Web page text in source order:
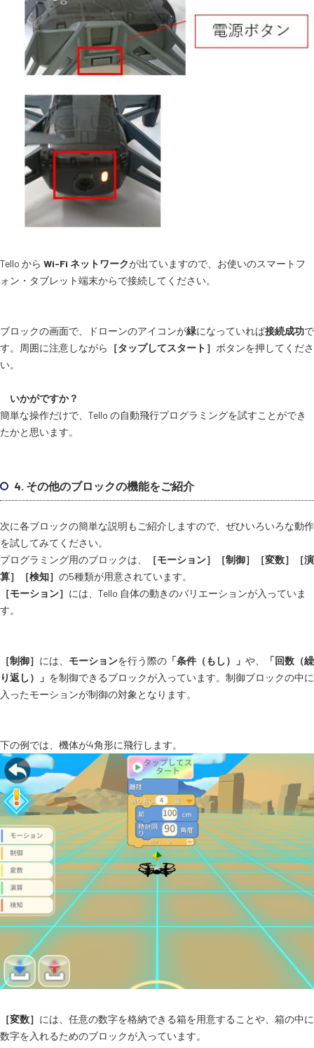
Tello から Wi-Fi ネットワークが出ていますので、お使いのスマートフ
ォン・タブレット端末からで接続してください。
ブロックの画面で、ドローンのアイコンが緑になっていれば接続成功で
す。周囲に注意しながら
［タップしてスタート］ ボタンを押してくださ
い。
いかがですか？
簡単な操作だけで、Tello の自動飛行プログラミングを試すことができ
たかと思います。
4. その他のブロックの機能をご紹介
次に各ブロックの簡単な説明もご紹介しますので、ぜひいろいろな動作
を試してみてください。
プログラミング用のブロックは、
［モーション］［制御］［変数］［演
算］［検知］ の5種類が用意されています。
［モーション］ には、Tello 自体の動きのバリエーションが入っていま
す。
［制御］ には、 モーションを行う際の 「条件（もし）」 や、
「回数（繰
り返し）」 を制御できるブロックが入っています。制御ブロックの中に
入ったモーションが制御の対象となります。
下の例では、機体が4角形に飛行します。
［変数］ には、任意の数字を格納できる箱を用意することや、箱の中に
数字を入れるためのブロックが入っています。